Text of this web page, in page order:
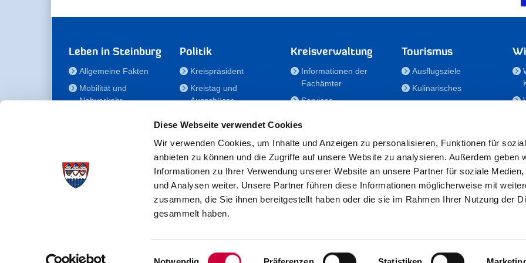
Diese Webseite verwendet Cookies
Wir verwenden Cookies, um Inhalte und Anzeigen zu personalisieren, Funktionen für
anbieten zu können und die Zugriffe auf unsere Website zu analysieren. Außerdem geben
Informationen zu Ihrer Verwendung unserer Website an unsere Partner für soziale Medien,
und Analysen weiter. Unsere Partner führen diese Informationen möglicherweise mit
zusammen, die Sie ihnen bereitgestellt haben oder die sie im Rahmen Ihrer Nutzung der
gesammelt haben.
Einwilligungsauswahl
Leben in Steinburg
Allgemeine Fakten
Mobilität und
Nahverkehr
Gesundheit
Bildung
Politik
Kreispräsident
Kreistag und
Ausschüsse
für Menschen mit
Behinderung
Der
Kreisseniorenbeirat
Förderstiftung
Fördergesellschaft/Sportförderung
Kreisverwaltung
Informationen der
Fachämter
Services
Nachwuchskräfte
Notdienste
Bekanntmachungen
Formulare/Downloads
RSS-Feeds
Tourismus
Ausflugsziele
Kulinarisches
Veranstaltungen
Kreisverwaltung Steinburg · Viktoriastraße 16-18 · 25524 Itzehoe · Telefon: 04821/69-0 · Fax: 04821/699-356 · E-Mail: